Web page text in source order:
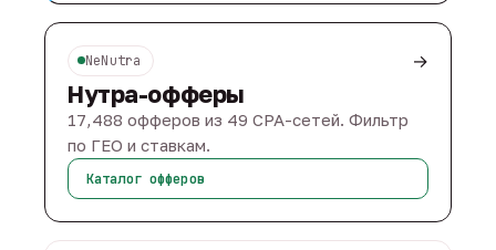
NeNutra →
Нутра-офферы
17,488 офферов из 49 CPA-сетей. Фильтр
по ГЕО и ставкам.
Каталог офферов